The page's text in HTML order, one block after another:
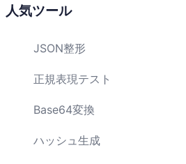
人気ツール
JSON整形
正規表現テスト
Base64変換
ハッシュ生成